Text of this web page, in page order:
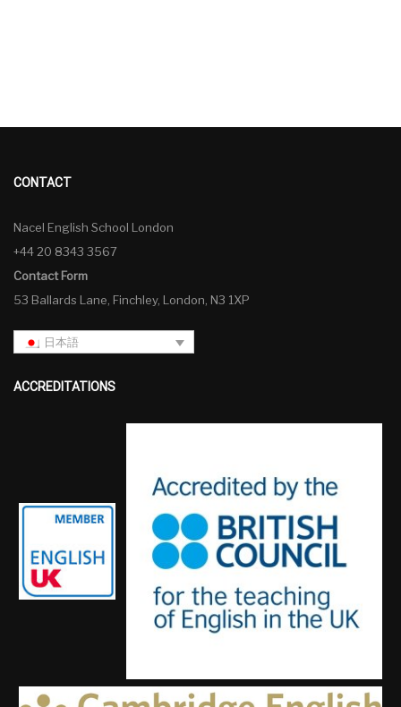
CONTACT
Nacel English School London
+44 20 8343 3567
Contact Form
53 Ballards Lane, Finchley, London, N3 1XP
日本語
ACCREDITATIONS